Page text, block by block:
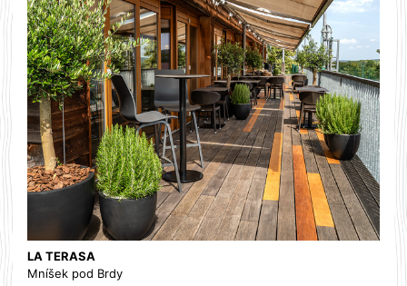
LA TERASA
Mníšek pod Brdy